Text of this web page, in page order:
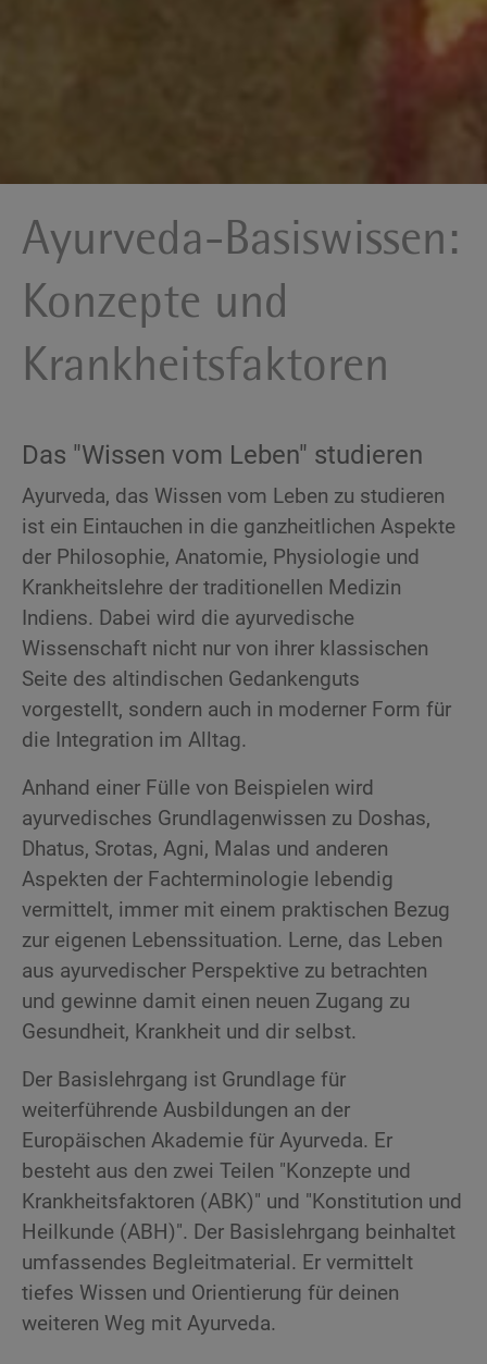
Ayurveda-Basiswissen:
Konzepte und
Krankheitsfaktoren
Das "Wissen vom Leben" studieren
Ayurveda, das Wissen vom Leben zu studieren
ist ein Eintauchen in die ganzheitlichen Aspekte
der Philosophie, Anatomie, Physiologie und
Krankheitslehre der traditionellen Medizin
Indiens. Dabei wird die ayurvedische
Wissenschaft nicht nur von ihrer klassischen
Seite des altindischen Gedankenguts
vorgestellt, sondern auch in moderner Form für
die Integration im Alltag.
Anhand einer Fülle von Beispielen wird
ayurvedisches Grundlagenwissen zu Doshas,
Dhatus, Srotas, Agni, Malas und anderen
Aspekten der Fachterminologie lebendig
vermittelt, immer mit einem praktischen Bezug
zur eigenen Lebenssituation. Lerne, das Leben
aus ayurvedischer Perspektive zu betrachten
und gewinne damit einen neuen Zugang zu
Gesundheit, Krankheit und dir selbst.
Der Basislehrgang ist Grundlage für
weiterführende Ausbildungen an der
Europäischen Akademie für Ayurveda. Er
besteht aus den zwei Teilen "Konzepte und
Krankheitsfaktoren (ABK)" und "Konstitution und
Heilkunde (ABH)". Der Basislehrgang beinhaltet
umfassendes Begleitmaterial. Er vermittelt
tiefes Wissen und Orientierung für deinen
weiteren Weg mit Ayurveda.